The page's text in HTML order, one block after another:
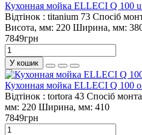
Кухонная мойка ELLECI Q 100
Відтінок : titanium 73 Спосіб
Висота, мм: 220 Ширина, мм:
7849грн
У кошик
Кухонная мойка ELLECI Q 100
Відтінок : tortora 43 Спосіб
мм: 220 Ширина, мм: 410
7849грн